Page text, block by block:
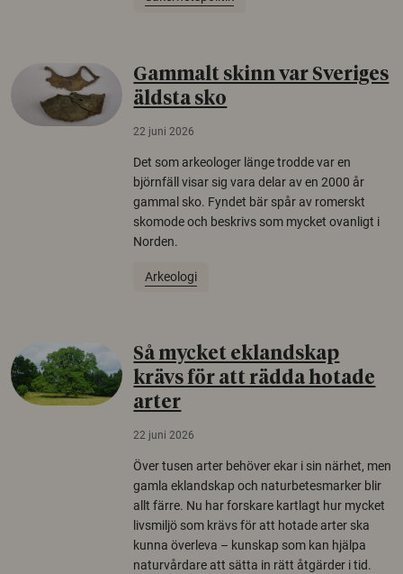
Gammalt skinn var Sveriges
äldsta sko
22 juni 2026
Det som arkeologer länge trodde var en
björnfäll visar sig vara delar av en 2000 år
gammal sko. Fyndet bär spår av romerskt
skomode och beskrivs som mycket ovanligt i
Norden.
Arkeologi
Så mycket eklandskap
krävs för att rädda hotade
arter
22 juni 2026
Över tusen arter behöver ekar i sin närhet, men
gamla eklandskap och naturbetesmarker blir
allt färre. Nu har forskare kartlagt hur mycket
livsmiljö som krävs för att hotade arter ska
kunna överleva – kunskap som kan hjälpa
naturvårdare att sätta in rätt åtgärder i tid.